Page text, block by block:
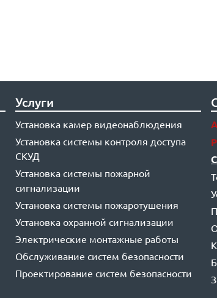
Услуги
Установка камер видеонаблюдения
Установка системы контроля доступа
СКУД
Установка системы пожарной
сигнализации
Установка системы пожаротушения
Установка охранной сигнализации
Электрические монтажные работы
Обслуживание систем безопасности
Проектирование систем безопасности